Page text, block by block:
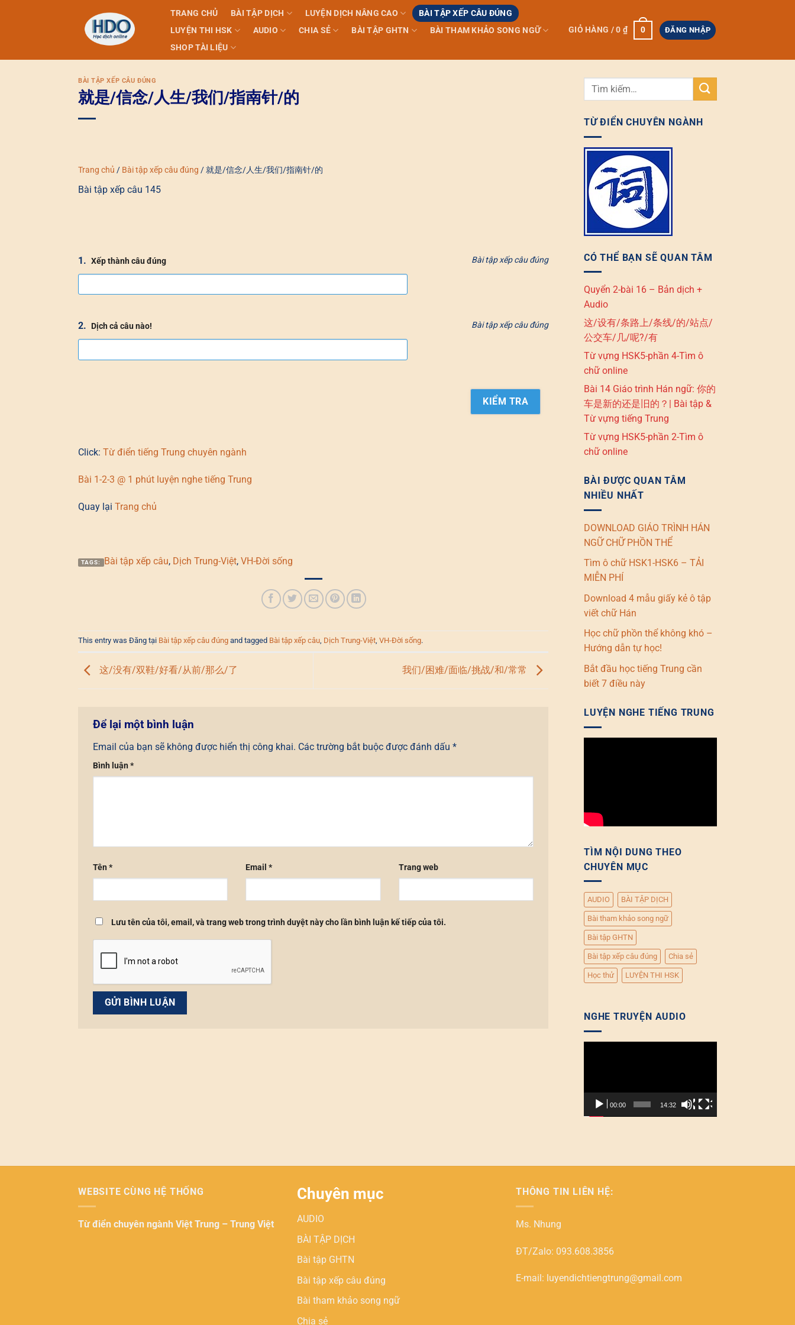
TRANG CHỦ BÀI TẬP DỊCH LUYỆN DỊCH NÂNG CAO
BÀI TẬP XẾP CÂU ĐÚNG
LUYỆN THI HSK
AUDIO CHIA SẺ BÀI TẬP GHTN
BÀI THAM KHẢO SONG NGỮ
SHOP TÀI LIỆU
GIỎ HÀNG /0 ₫ 0 ĐĂNG NHẬP
BÀI TẬP XẾP CÂU ĐÚNG
就是/信念/人生/我们/指南针/的
Trang chủ / Bài tập xếp câu đúng /就是/信念/人生/我们/指南针/的
Bài tập xếp câu 145
1. Bài tập xếp câu đúng
Xếp thành câu đúng
2. Bài tập xếp câu đúng
Dịch cả câu nào!
Click: Từ điển tiếng Trung chuyên ngành
Bài 1-2-3 @ 1 phút luyện nghe tiếng Trung
Quay lại Trang chủ
TAGS: Bài tập xếp câu, Dịch Trung-Việt, VH-Đời sống
This entry was Đăng tại Bài tập xếp câu đúng and tagged Bài tập xếp câu, Dịch Trung-Việt, VH-Đời sống.
这/没有/双鞋/好看/从前/那么/了 我们/困难/面临/挑战/和/常常
Để lại một bình luận
Email của bạn sẽ không được hiển thị công khai. Các trường bắt buộc được đánh dấu *
Bình luận *
Tên * Email* Trang web
Lưu tên của tôi, email, và trang web trong trình duyệt này cho lần bình luận kế tiếp của tôi.
TỪ ĐIỂN CHUYÊN NGÀNH
CÓ THỂ BẠN SẼ QUAN TÂM
Quyển 2-bài 16 – Bản dịch +
Audio
这/设有/条路上/条线/的/站点/
公交车/几/呢?/有
Từ vựng HSK5-phần 4-Tìm ô
chữ online
Bài 14 Giáo trình Hán ngữ: 你的
车是新的还是旧的？| Bài tập &
Từ vựng tiếng Trung
Từ vựng HSK5-phần 2-Tìm ô
chữ online
BÀI ĐƯỢC QUAN TÂM
NHIỀU NHẤT
DOWNLOAD GIÁO TRÌNH HÁN
NGỮ CHỮ PHỒN THỂ
Tìm ô chữ HSK1-HSK6 – TẢI
MIỄN PHÍ
Download 4 mẫu giấy kẻ ô tập
viết chữ Hán
Học chữ phồn thể không khó –
Hướng dẫn tự học!
Bắt đầu học tiếng Trung cần
biết 7 điều này
LUYỆN NGHE TIẾNG TRUNG
TÌM NỘI DUNG THEO
CHUYÊN MỤC
AUDIO BÀI TẬP DỊCH
Bài tham khảo song ngữ
Bài tập GHTN
Bài tập xếp câu đúng Chia sẻ
Học thử LUYỆN THI HSK
NGHE TRUYỆN AUDIO
00:00 14:32
WEBSITE CÙNG HỆ THỐNG
Từ điển chuyên ngành Việt Trung – Trung Việt
Chuyên mục
AUDIO
BÀI TẬP DỊCH
Bài tập GHTN
Bài tập xếp câu đúng
Bài tham khảo song ngữ
Chia sẻ
THÔNG TIN LIÊN HỆ:
Ms. Nhung
ĐT/Zalo: 093.608.3856
E-mail: luyendichtiengtrung@gmail.com